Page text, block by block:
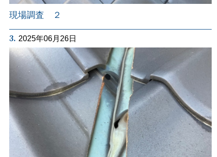
現場調査 ２
3. 2025年06月26日